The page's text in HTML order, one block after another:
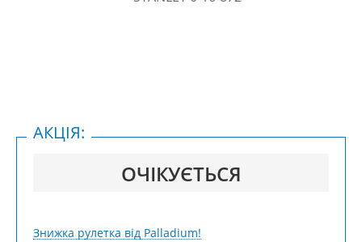
ОЧІКУЄТЬСЯ
АКЦІЯ:
Знижка рулетка від Palladium!